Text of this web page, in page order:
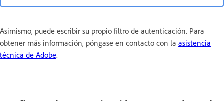
Asimismo, puede escribir su propio filtro de autenticación. Para
obtener más información, póngase en contacto con la asistencia
técnica de Adobe.